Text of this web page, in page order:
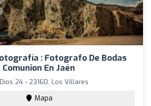
: Fotografo De Bodas
En Jaén
24 - 23160, Los Villares
Mapa